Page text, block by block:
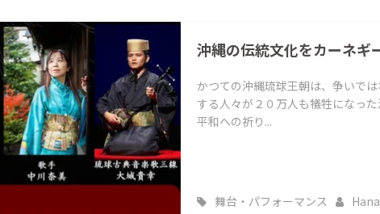
沖縄の伝統文化をカーネギ
かつての沖縄琉球王朝は、争いで
する人々が２０万人も犠牲になっ
平和への祈り...
舞台・パフォーマンス